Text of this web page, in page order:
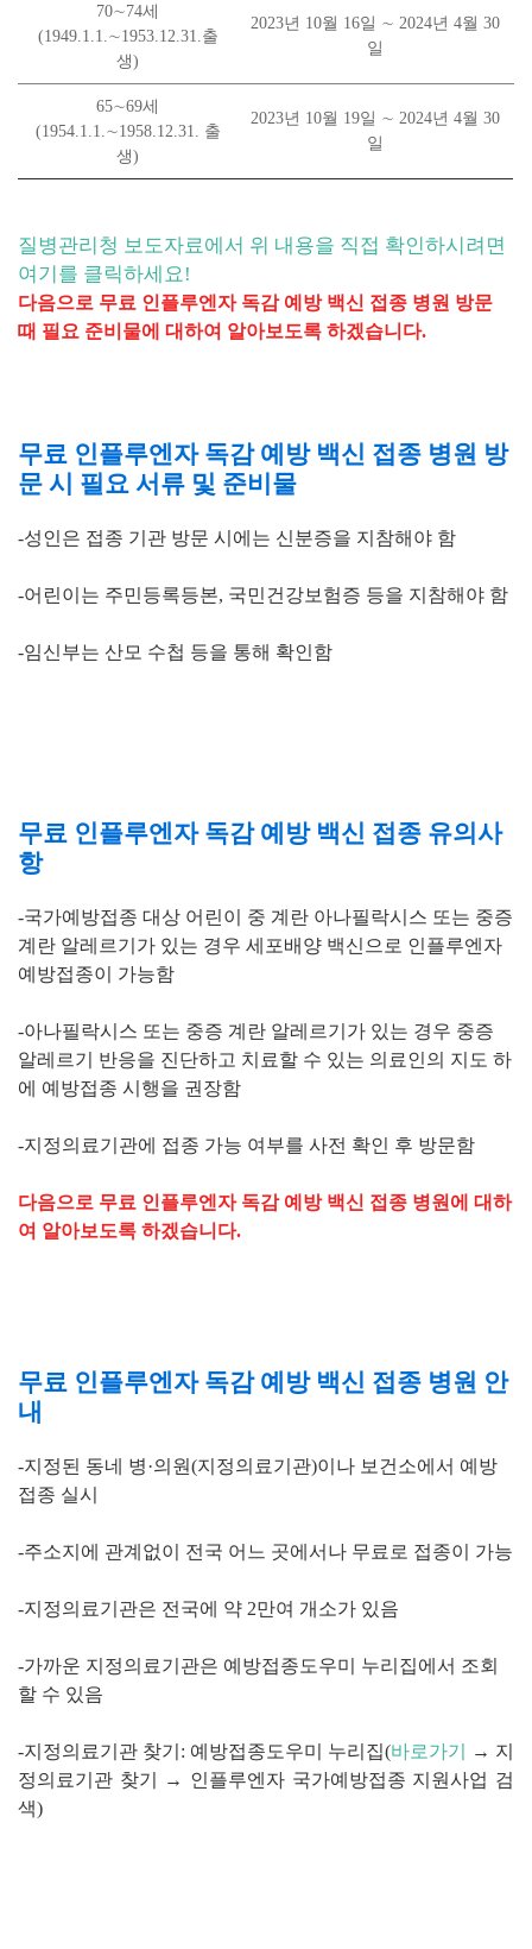
70∼74세
(1949.1.1. ∼1953.12.31. 출
생)
2023년 10월 16일 ∼ 2024년 4월 30
일
65∼69세
(1954.1.1. ∼1958.12.31. 출
생)
2023년 10월 19일 ∼ 2024년 4월 30
일
질병관리청 보도자료에서 위 내용을 직접 확인하시려면
여기를 클릭하세요!
다음으로 무료 인플루엔자 독감 예방 백신 접종 병원 방문
때 필요 준비물에 대하여 알아보도록 하겠습니다.
무료 인플루엔자 독감 예방 백신 접종 병원 방
문 시 필요 서류 및 준비물
-성인은 접종 기관 방문 시 에는 신분증을 지참해야 함
-어린이는 주민등록등본, 국민건강보험증 등을 지참해야 함
-임신부는 산모 수첩 등을 통해 확인함
무료 인플루엔자 독감 예방 백신 접종 유의사
항
-국가예방접종 대상 어린이 중 계란 아나필락시스 또는 중증
계란 알레르기 가 있는 경우 세포배양 백신 으로 인플루엔자
예방접종이 가능함
-아나필락시스 또는 중증 계란 알레르기가 있는 경우 중증
알레르기 반응을 진단하고 치료할 수 있는 의료인의 지도 하
에 예방접종 시행을 권장함
-지정의료기관에 접종 가능 여부를 사전 확인 후 방문함
다음으로 무료 인플루엔자 독감 예방 백신 접종 병원에 대하
여 알아보도록 하겠습니다.
무료 인플루엔자 독감 예방 백신 접종 병원 안
내
-지정된 동네 병·의원(지정의료기관)이나 보건소에서 예방
접종 실시
-주소지에 관계없이 전국 어느 곳에서나 무료로 접종이 가능
-지정의료기관은 전국에 약 2만여 개소가 있음
-가까운 지정의료기관은 예방접종도우미 누리집에서 조회
할 수 있음
-지정의료기관 찾기 : 예방접종도우미 누리집(바로가기 → 지
정의료기관 찾기
→ 인플루엔자 국가예방접종 지원사업 검
색)